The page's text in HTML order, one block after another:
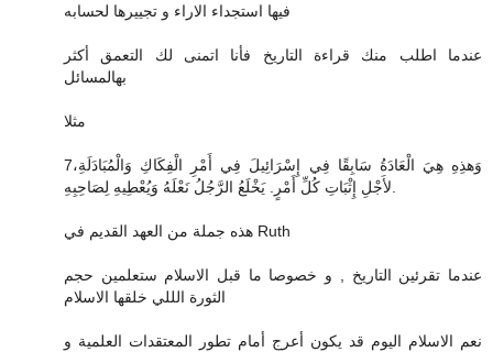
فيها استجداء الاراء و تجييرها لحسابه
عندما اطلب منك قراءة التاريخ فأنا اتمنى لك التعمق أكثر
بهالمسائل
مثلا
7وَهذِهِ هِيَ الْعَادَةُ سَابِقًا فِي إِسْرَائِيلَ فِي أَمْرِ الْفِكَاكِ وَالْمُبَادَلَةِ،
هذه جملة من العهد القديم في Ruth
عندما تقرئين التاريخ , و خصوصا ما قبل الاسلام ستعلمين حجم
الثورة الللي خلقها الاسلام
نعم الاسلام اليوم قد يكون أعرج أمام تطور المعتقدات العلمية و